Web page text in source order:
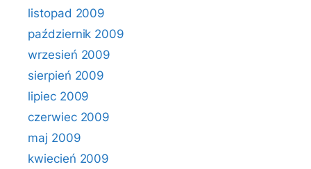
listopad 2009
październik 2009
wrzesień 2009
sierpień 2009
lipiec 2009
czerwiec 2009
maj 2009
kwiecień 2009